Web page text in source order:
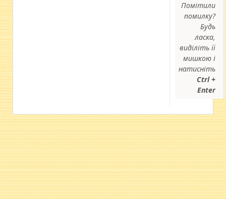
Помітили
помилку?
Будь
ласка,
виділіть її
мишкою і
натисніть
Ctrl +
Enter